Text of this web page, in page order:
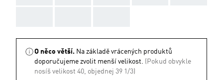
O něco větší. Na základě vrácených produktů
doporučujeme zvolit menší velikost. (Pokud obvykle
nosíš velikost 40, objednej 39 1/3)